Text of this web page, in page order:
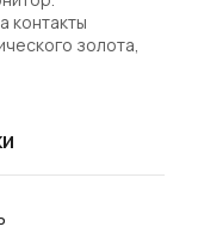
контакты
золота,
пластика.
видео в
(4K) 3840×2160
канала
3D.